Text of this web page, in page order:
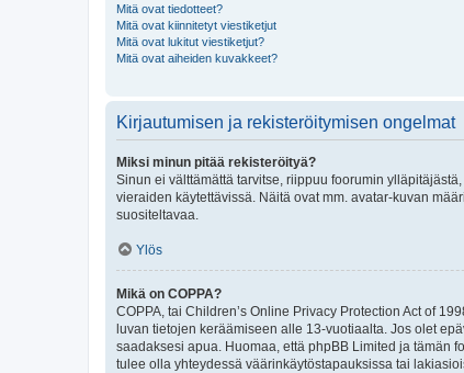
Mitä ovat tiedotteet?
Mitä ovat kiinnitetyt viestiketjut
Mitä ovat lukitut viestiketjut?
Mitä ovat aiheiden kuvakkeet?
Kirjautumisen ja rekisteröitymisen ongelmat
Miksi minun pitää rekisteröityä?
Sinun ei välttämättä tarvitse, riippuu foorumin
vieraiden käytettävissä. Näitä ovat mm. avatar-kuvan
suositeltavaa.
Ylös
Mikä on COPPA?
COPPA, tai Children’s Online Privacy Protection Act of
luvan tietojen keräämiseen alle 13-vuotiaalta. Jos olet
saadaksesi apua. Huomaa, että phpBB Limited ja tämän
tulee olla yhteydessä väärinkäytöstapauksissa tai